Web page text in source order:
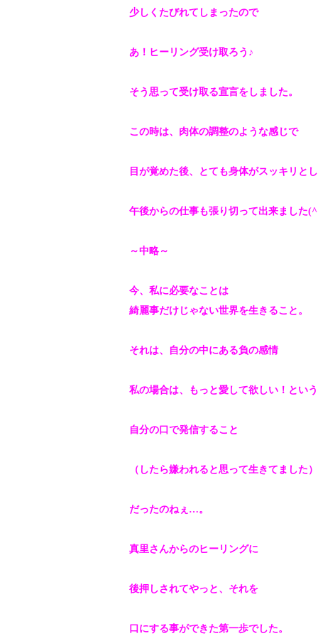
少しくたびれてしまったので
あ！ヒーリング受け取ろう♪
そう思って受け取る宣言をしました。
この時は、肉体の調整のような感じで
目が覚めた後、とても身体がスッキリと
午後からの仕事も張り切って出来ました
～中略～
今、私に必要なことは
綺麗事だけじゃない世界を生きること。
それは、自分の中にある負の感情
私の場合は、もっと愛して欲しい！とい
自分の口で発信すること
（したら嫌われると思って生きてました）
だったのねぇ…。
真里さんからのヒーリングに
後押しされてやっと、それを
口にする事ができた第一歩でした。